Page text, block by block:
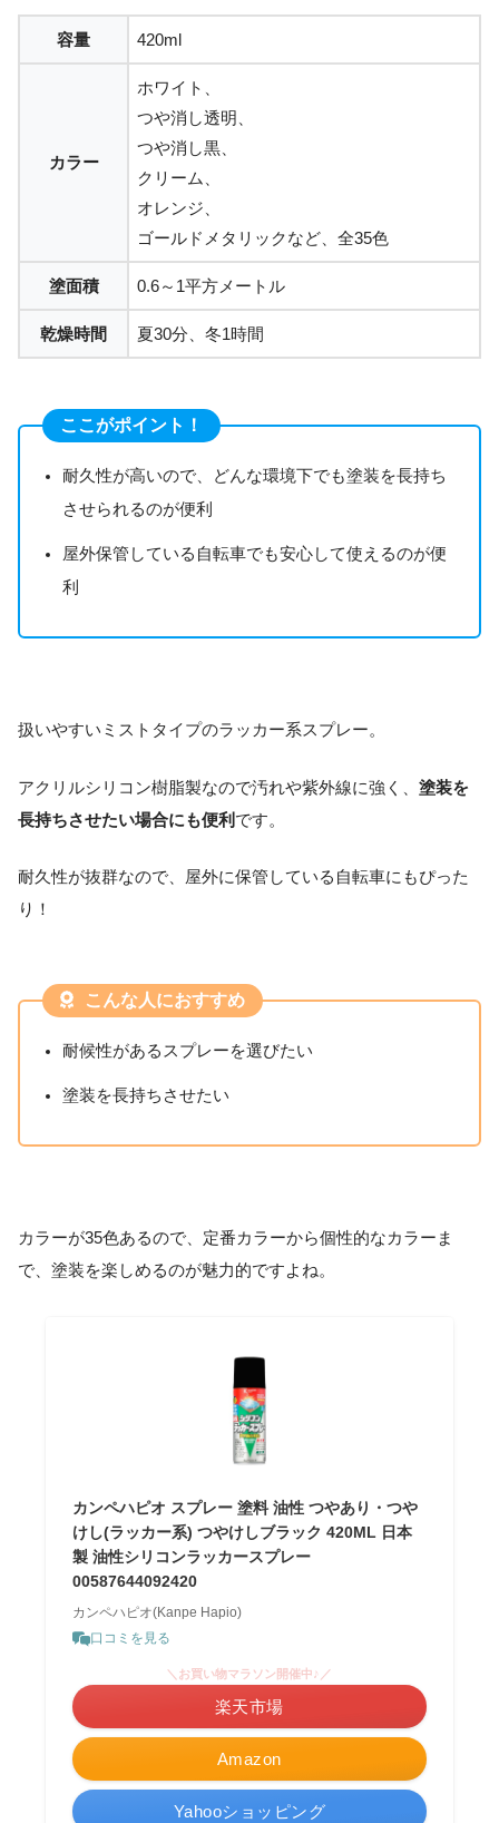
容量 420ml
カラー
ホワイト、
つや消し透明、
つや消し黒、
クリーム、
オレンジ、
ゴールドメタリックなど、全35色
塗面積 0.6～1平方メートル
乾燥時間 夏30分、冬1時間
ここがポイント！
耐久性が高いので、どんな環境下でも塗装を長持ち
させられるのが便利
屋外保管している自転車でも安心して使えるのが便
利
扱いやすいミストタイプのラッカー系スプレー。
アクリルシリコン樹脂製なので汚れや紫外線に強く、 塗装を
長持ちさせたい場合にも便利 です。
耐久性が抜群なので、屋外に保管している自転車にもぴった
り！
こんな人におすすめ
耐候性があるスプレーを選びたい
塗装を長持ちさせたい
カラーが35色あるので、定番カラーから個性的なカラーま
で、塗装を楽しめるのが魅力的ですよね。
カンペハピオ スプレー 塗料 油性 つやあり・つや
けし(ラッカー系) つやけしブラック 420ML 日本
製 油性シリコンラッカースプレー
00587644092420
カンペハピオ(Kanpe Hapio)
口コミを見る
Amazon
＼お買い物マラソン開催中♪／
楽天市場
Yahooショッピング